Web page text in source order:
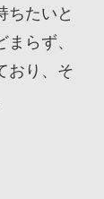
ちたいと
らず、
おり、そ